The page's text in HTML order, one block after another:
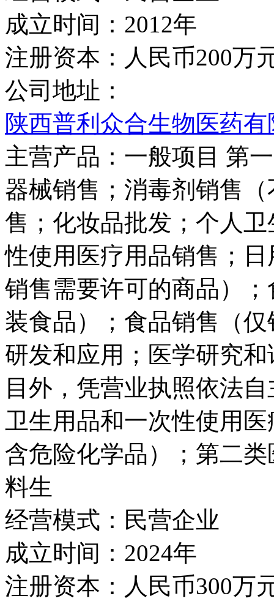
成立时间： 2012年
注册资本： 人民币200万
公司地址：
陕西普利众合生物医药
主营产品： 一般项目 第
器械销售；消毒剂销售
售；化妆品批发；个人
性使用医疗用品销售；
销售需要许可的商品）
装食品）；食品销售（
研发和应用；医学研究
目外，凭营业执照依法
卫生用品和一次性使用
含危险化学品）；第二
料生
经营模式： 民营企业
成立时间： 2024年
注册资本： 人民币300万